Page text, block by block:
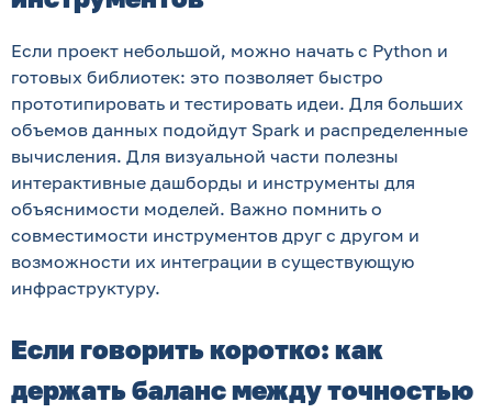
Если проект небольшой, можно начать с Python и
готовых библиотек: это позволяет быстро
прототипировать и тестировать идеи. Для больших
объемов данных подойдут Spark и распределенные
вычисления. Для визуальной части полезны
интерактивные дашборды и инструменты для
объяснимости моделей. Важно помнить о
совместимости инструментов друг с другом и
возможности их интеграции в существующую
инфраструктуру.
Если говорить коротко: как
держать баланс между точностью